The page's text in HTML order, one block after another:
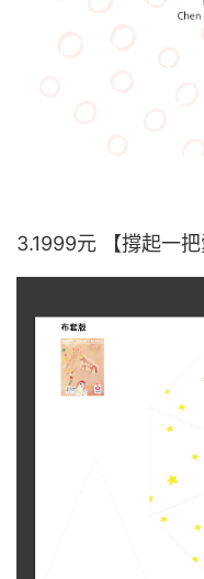
3.1999元 【撐起一